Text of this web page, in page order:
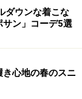
コーデ。落ち
ショートブー
ったり。
があるので快
軽さを出した
ダウンな着こな
サン」コーデ5選
心地の春のスニ